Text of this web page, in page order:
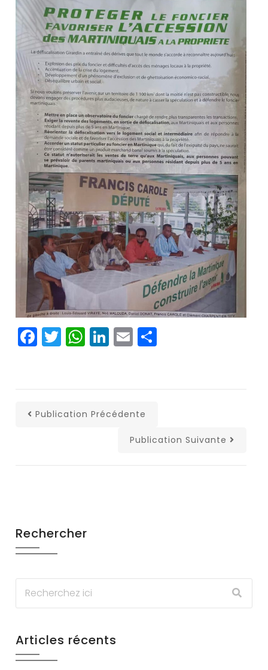
Facebook
Twitter
WhatsApp
LinkedIn
Email
Publication Précédente
Publication Suivante
Rechercher
Articles récents